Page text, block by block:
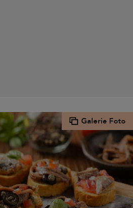
Galerie Foto